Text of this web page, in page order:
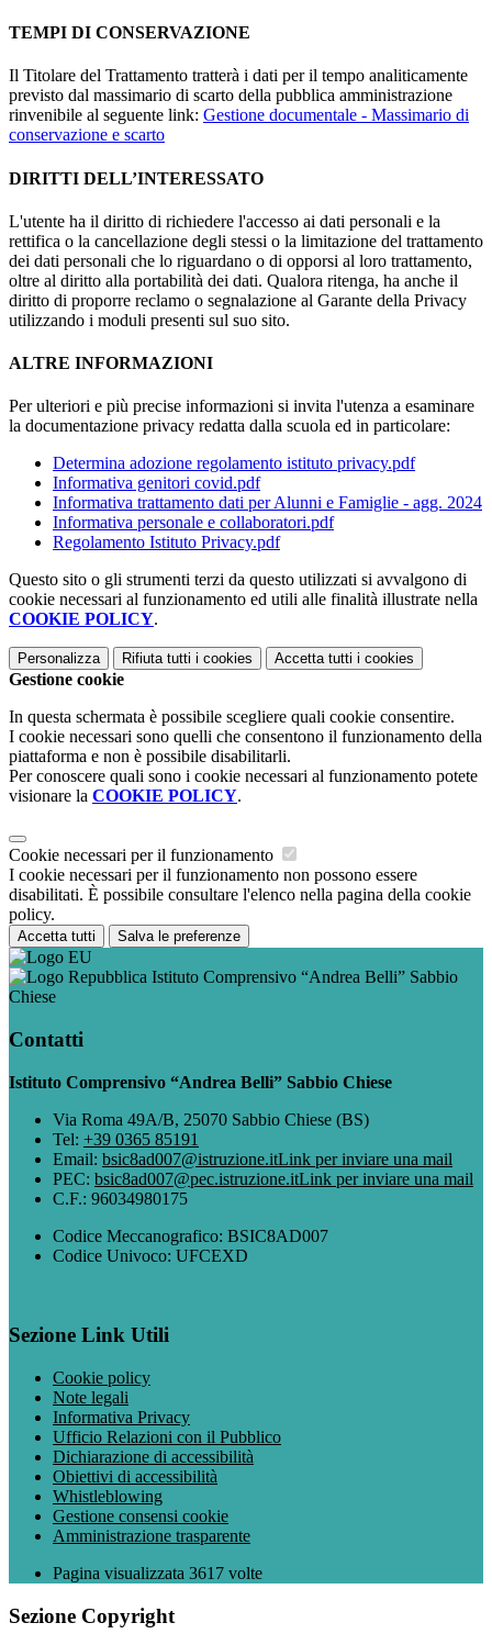
TEMPI DI CONSERVAZIONE
Il Titolare del Trattamento tratterà i dati per il tempo analiticamente
previsto dal massimario di scarto della pubblica amministrazione
rinvenibile al seguente link: Gestione documentale - Massimario di
conservazione e scarto
DIRITTI DELL’INTERESSATO
L'utente ha il diritto di richiedere l'accesso ai dati personali e la
rettifica o la cancellazione degli stessi o la limitazione del trattamento
dei dati personali che lo riguardano o di opporsi al loro trattamento,
oltre al diritto alla portabilità dei dati. Qualora ritenga, ha anche il
diritto di proporre reclamo o segnalazione al Garante della Privacy
utilizzando i moduli presenti sul suo sito.
ALTRE INFORMAZIONI
Per ulteriori e più precise informazioni si invita l'utenza a esaminare
la documentazione privacy redatta dalla scuola ed in particolare:
Determina adozione regolamento istituto privacy.pdf
Informativa genitori covid.pdf
Informativa trattamento dati per Alunni e Famiglie - agg. 2024
Informativa personale e collaboratori.pdf
Regolamento Istituto Privacy.pdf
Questo sito o gli strumenti terzi da questo utilizzati si avvalgono di
cookie necessari al funzionamento ed utili alle finalità illustrate nella
COOKIE POLICY.
Personalizza Rifiuta tutti i cookies Accetta tutti i cookies
Gestione cookie
In questa schermata è possibile scegliere quali cookie consentire.
I cookie necessari sono quelli che consentono il funzionamento della
piattaforma e non è possibile disabilitarli.
Per conoscere quali sono i cookie necessari al funzionamento potete
visionare la COOKIE POLICY.
Cookie necessari per il funzionamento
I cookie necessari per il funzionamento non possono essere
disabilitati. È possibile consultare l'elenco nella pagina della cookie
policy.
Accetta tutti Salva le preferenze
Istituto Comprensivo “Andrea Belli” Sabbio
Chiese
Contatti
Istituto Comprensivo “Andrea Belli” Sabbio Chiese
Via Roma 49A/B, 25070 Sabbio Chiese (BS)
Tel: +39 0365 85191
Email: bsic8ad007@istruzione.itLink per inviare una mail
PEC: bsic8ad007@pec.istruzione.itLink per inviare una mail
C.F.: 96034980175
Codice Meccanografico: BSIC8AD007
Codice Univoco: UFCEXD
Sezione Link Utili
Cookie policy
Note legali
Informativa Privacy
Ufficio Relazioni con il Pubblico
Dichiarazione di accessibilità
Obiettivi di accessibilità
Whistleblowing
Gestione consensi cookie
Amministrazione trasparente
Pagina visualizzata 3617 volte
Sezione Copyright